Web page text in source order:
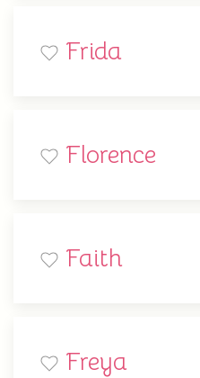
Frida
Florence
Faith
Freya